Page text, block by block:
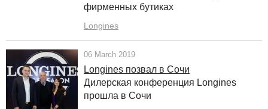
фирменных бутиках
Longines
06 March 2019
Longines позвал в Сочи
Дилерская конференция Longines
прошла в Сочи